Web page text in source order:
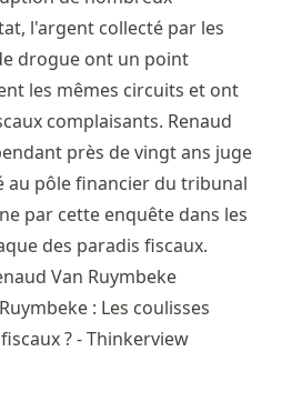
l'argent collecté par les
drogue ont un point
les mêmes circuits et ont
complaisants. Renaud
près de vingt ans juge
au pôle financier du tribunal
par cette enquête dans les
des paradis fiscaux.
Van Ruymbeke
: Les coulisses
? - Thinkerview